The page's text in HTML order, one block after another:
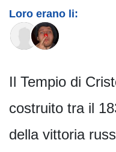
Loro erano li:
Il Tempio di
costruito tra il
della vittoria